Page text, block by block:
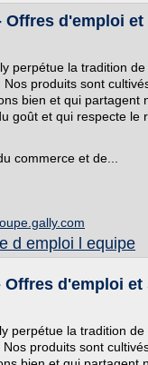
Offres d'emploi et
perpétue la tradition
produits sont
bien et qui
goût et qui respecte le
commerce et de...
d emploi l equipe
Offres d'emploi et
perpétue la tradition
produits sont